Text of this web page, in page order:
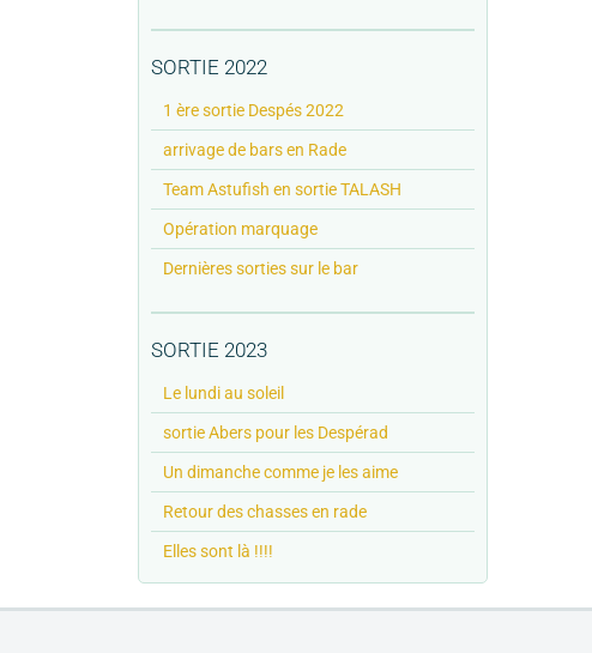
SORTIE 2022
1 ère sortie Despés 2022
arrivage de bars en Rade
Team Astufish en sortie TALASH
Opération marquage
Dernières sorties sur le bar
SORTIE 2023
Le lundi au soleil
sortie Abers pour les Despérad
Un dimanche comme je les aime
Retour des chasses en rade
Elles sont là !!!!